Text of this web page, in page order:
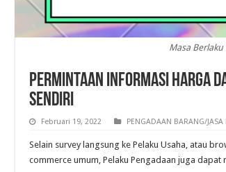
Masa
Permintaan Informasi Harga
Sendiri
Februari 19, 2022 PENGADAAN BARANG/JASA
Selain survey langsung ke Pelaku Usaha, atau
commerce umum, Pelaku Pengadaan juga